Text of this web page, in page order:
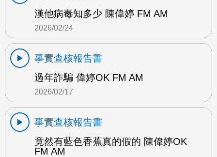
漢他病毒知多少 陳偉婷 FM AM
2026/02/24
事實查核報告書
過年詐騙 偉婷OK FM AM
2026/02/17
事實查核報告書
竟然有藍色香蕉真的假的 陳偉婷OK
FM AM